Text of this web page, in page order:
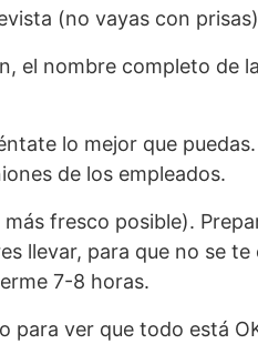
(no vayas con
el nombre completo de
lo mejor que
de los empleados.
fresco posible).
llevar, para que no se te
7-8 horas.
para ver que todo está